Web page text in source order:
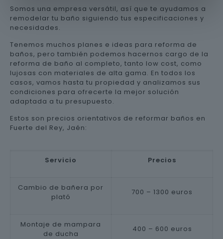
Somos una empresa versátil, así que te ayudamos a
remodelar tu baño siguiendo tus especificaciones y
necesidades.
Tenemos muchos planes e ideas para reforma de
baños, pero también podemos hacernos cargo de la
reforma de baño al completo, tanto low cost, como
lujosas con materiales de alta gama. En todos los
casos, vamos hasta tu propiedad y analizamos sus
condiciones para ofrecerte la mejor solución
adaptada a tu presupuesto.
Estos son precios orientativos de reformar baños en
Fuerte del Rey, Jaén:
Servicio Precios
Cambio de bañera por
plató
700 – 1300 euros
Montaje de mampara
de ducha
400 – 600 euros